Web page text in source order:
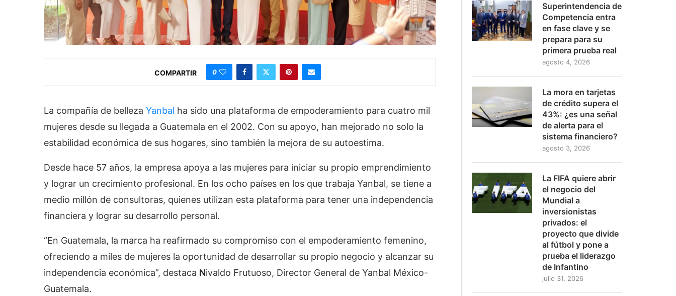
COMPARTIR 0
La compañía de belleza Yanbal ha sido una plataforma de empoderamiento para cuatro mil
mujeres desde su llegada a Guatemala en el 2002. Con su apoyo, han mejorado no solo la
estabilidad económica de sus hogares, sino también la mejora de su autoestima.
Desde hace 57 años, la empresa apoya a las mujeres para iniciar su propio emprendimiento
y lograr un crecimiento profesional. En los ocho países en los que trabaja Yanbal, se tiene a
medio millón de consultoras, quienes utilizan esta plataforma para tener una independencia
financiera y lograr su desarrollo personal.
“En Guatemala, la marca ha reafirmado su compromiso con el empoderamiento femenino,
ofreciendo a miles de mujeres la oportunidad de desarrollar su propio negocio y alcanzar su
independencia económica”, destaca Nivaldo Frutuoso, Director General de Yanbal México-
Guatemala.
Superintendencia de
Competencia entra
en fase clave y se
prepara para su
primera prueba real
agosto 4, 2026
La mora en tarjetas
de crédito supera el
43%: ¿es una señal
de alerta para el
sistema financiero?
agosto 3, 2026
La FIFA quiere abrir
el negocio del
Mundial a
inversionistas
privados: el
proyecto que divide
al fútbol y pone a
prueba el liderazgo
de Infantino
julio 31, 2026